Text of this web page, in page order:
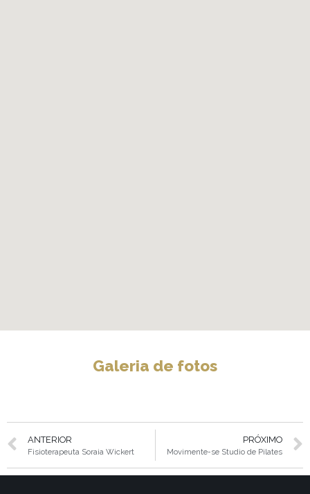
Galeria de fotos
ANTERIOR
Fisioterapeuta Soraia Wickert
PRÓXIMO
Movimente-se Studio de Pilates